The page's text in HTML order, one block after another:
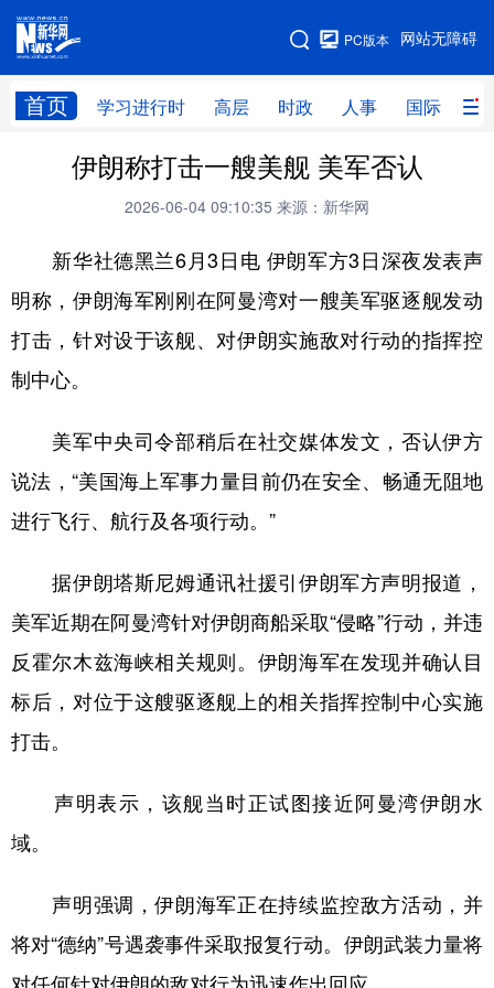
网站无障碍
PC版本
首页 学习进行时 高层 时政 人事 国际 财
网站地图
学习进行时 高层 时政 人事
财经 网评
台湾 思客智库 全球连线 教育
科技 科创 量子 体育
文化 书画 健康 军事
法律 中央文件 金融 汽车
食品 人居 信息化 数字经济
学术中国 乡村振兴
城市 旅游 能源 会展
彩票 娱乐 时尚 悦读
公益 一带一路 亚太网 上市公司
地方频道
辽宁 吉林 上海 江苏
浙江 安徽 福建 江西
伊朗称打击一艘美舰 美军否认
2026-06-04 09:10:35 来源：新华网
新华社德黑兰6月3日电 伊朗军方3日深夜发表声
明称，伊朗海军刚刚在阿曼湾对一艘美军驱逐舰发动
打击，针对设于该舰、对伊朗实施敌对行动的指挥控
制中心。
美军中央司令部稍后在社交媒体发文，否认伊方
说法，“美国海上军事力量目前仍在安全、畅通无阻地
进行飞行、航行及各项行动。”
据伊朗塔斯尼姆通讯社援引伊朗军方声明报道，
美军近期在阿曼湾针对伊朗商船采取“侵略”行动，并违
反霍尔木兹海峡相关规则。伊朗海军在发现并确认目
标后，对位于这艘驱逐舰上的相关指挥控制中心实施
打击。
声明表示，该舰当时正试图接近阿曼湾伊朗水
域。
声明强调，伊朗海军正在持续监控敌方活动，并
将对“德纳”号遇袭事件采取报复行动。伊朗武装力量将
对任何针对伊朗的敌对行为迅速作出回应。